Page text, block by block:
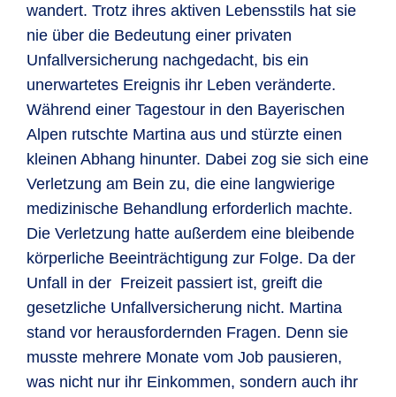
wandert. Trotz ihres aktiven Lebensstils hat sie
nie über die Bedeutung einer privaten
Unfallversicherung nachgedacht, bis ein
unerwartetes Ereignis ihr Leben veränderte.
Während einer Tagestour in den Bayerischen
Alpen rutschte Martina aus und stürzte einen
kleinen Abhang hinunter. Dabei zog sie sich eine
Verletzung am Bein zu, die eine langwierige
medizinische Behandlung erforderlich machte.
Die Verletzung hatte außerdem eine bleibende
körperliche Beeinträchtigung zur Folge. Da der
Unfall in der Freizeit passiert ist, greift die
gesetzliche Unfallversicherung nicht. Martina
stand vor herausfordernden Fragen. Denn sie
musste mehrere Monate vom Job pausieren,
was nicht nur ihr Einkommen, sondern auch ihr